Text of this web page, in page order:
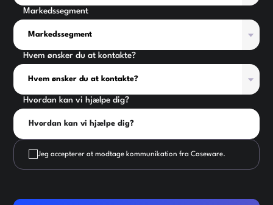
Markedssegment
Hvem ønsker du at kontakte?
Hvordan kan vi hjælpe dig?
Jeg accepterer at modtage kommunikation fra Caseware.